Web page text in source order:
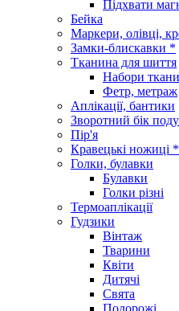
Підхвати
Бейка
Маркери, олівці,
Замки-блискавки *
Тканина для шиття
Набори
Фетр, метраж
Аплікації, бантики
Зворотний бік
Пір'я
Кравецькі ножиці *
Голки, булавки
Булавки
Голки різні
Термоаплікації
Гудзики
Вінтаж
Тварини
Квіти
Дитячі
Свята
Подорожі